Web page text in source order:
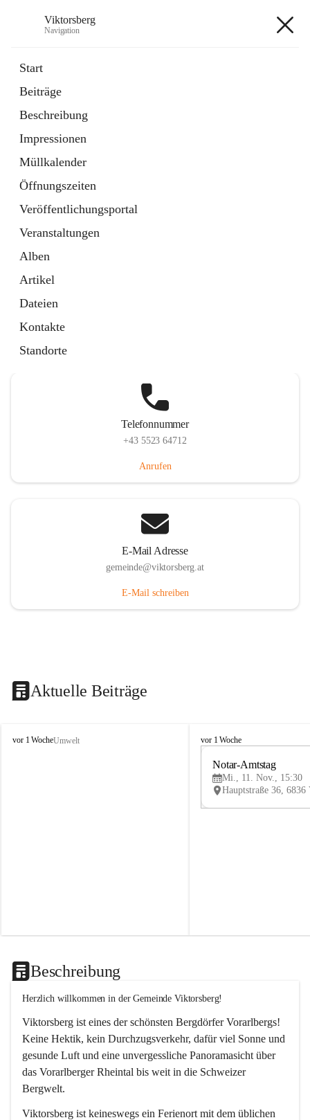
Viktorsberg
Navigation
Start
Beiträge
Beschreibung
Impressionen
Müllkalender
Öffnungszeiten
Veröffentlichungsportal
Veranstaltungen
Alben
Artikel
Dateien
Kontakte
Standorte
1 Schnellzugriff
Bürgerservice
10 Schnellzugriffe
Telefonnummer
+43 5523 64712
Anrufen
E-Mail Adresse
gemeinde@viktorsberg.at
E-Mail schreiben
Aktuelle Beiträge
V
vor 1 WocheUmwelt
V
vor 1 Woche
Notar-Amtstag
Mi., 11. Nov., 15:30
Beschreibung
Herzlich willkommen in der Gemeinde Viktorsberg!
Viktorsberg ist eines der schönsten Bergdörfer Vorarlbergs!
Keine Hektik, kein Durchzugsverkehr, dafür viel Sonne und
gesunde Luft und eine unvergessliche Panoramasicht über
das Vorarlberger Rheintal bis weit in die Schweizer
Bergwelt.
Viktorsberg ist keineswegs ein Ferienort mit dem üblichen